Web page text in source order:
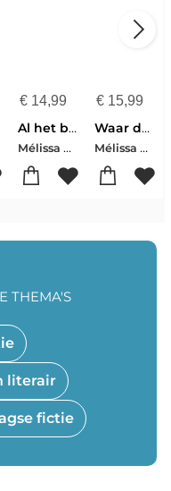
€ 14,99
Al het blauw van de hemel
Mélissa Da Costa
€ 15,99
Waar de zon de sneeuw raakt
Mélissa Da Costa
literair
fictie
THEMA'S